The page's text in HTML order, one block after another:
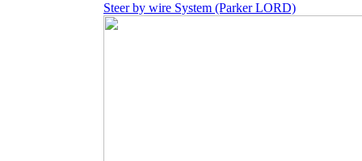
Steer by wire System (Parker LORD)